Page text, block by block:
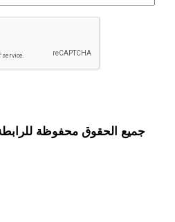
جميع الحقوق محفوظة